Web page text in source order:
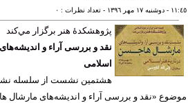
- دوشنبه ١٧ مهر ١٣٩٦ - تعداد نظرات : ٠
پژوهشكدۀ هنر برگزار مي‌كند
نقد و بررسی آراء و اندیشه‌های
اسلامی
هشتمین نشست از سلسله
«نقد و بررسی آراء و اندیشه‌های مارشال